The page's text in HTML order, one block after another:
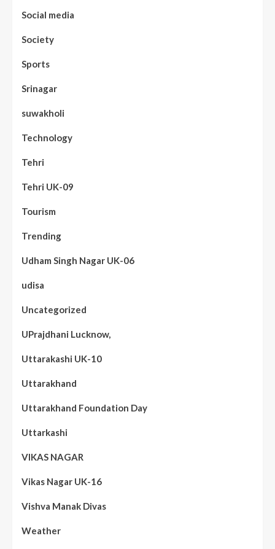
Social media
Society
Sports
Srinagar
suwakholi
Technology
Tehri
Tehri UK-09
Tourism
Trending
Udham Singh Nagar UK-06
udisa
Uncategorized
UPrajdhani Lucknow,
Uttarakashi UK-10
Uttarakhand
Uttarakhand Foundation Day
Uttarkashi
VIKAS NAGAR
Vikas Nagar UK-16
Vishva Manak Divas
Weather